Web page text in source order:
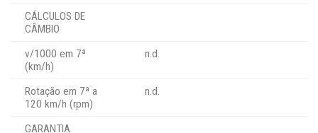
CÁLCULOS DE
CÂMBIO
v/1000 em 7ª
(km/h)
n.d.
Rotação em 7ª a
120 km/h (rpm)
n.d.
GARANTIA